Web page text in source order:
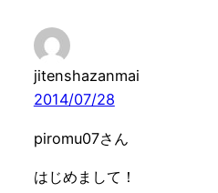
jitenshazanmai
2014/07/28
piromu07さん
はじめまして！